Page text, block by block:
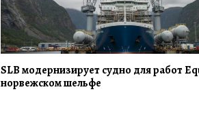
SLB модернизирует судно для работ
норвежском шельфе